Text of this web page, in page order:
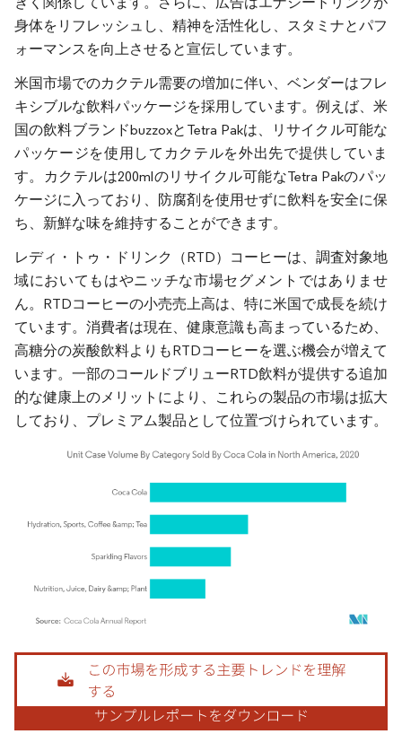
身体をリフレッシュし、精神を活性化し、スタミナとパフ
ォーマンスを向上させると宣伝しています。
米国市場でのカクテル需要の増加に伴い、ベンダーはフレ
キシブルな飲料パッケージを採用しています。例えば、米
国の飲料ブランドbuzzoxとTetra Pakは、リサイクル可能な
パッケージを使用してカクテルを外出先で提供していま
す。カクテルは200mlのリサイクル可能なTetra Pakのパッ
ケージに入っており、防腐剤を使用せずに飲料を安全に保
ち、新鮮な味を維持することができます。
レディ・トゥ・ドリンク（RTD）コーヒーは、調査対象地
域においてもはやニッチな市場セグメントではありませ
ん。RTDコーヒーの小売売上高は、特に米国で成長を続け
ています。消費者は現在、健康意識も高まっているため、
高糖分の炭酸飲料よりもRTDコーヒーを選ぶ機会が増えて
います。一部のコールドブリューRTD飲料が提供する追加
的な健康上のメリットにより、これらの製品の市場は拡大
しており、プレミアム製品として位置づけられています。
画像 © Mordor Intelligence。再利用にはCC BY 4.0の表示が必要です。